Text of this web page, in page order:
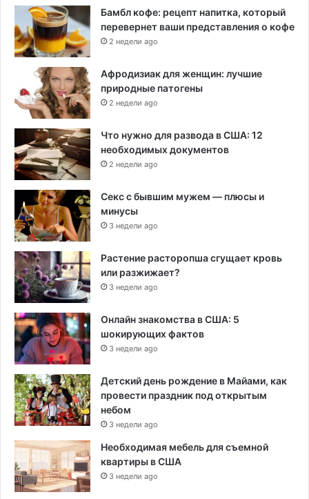
Бамбл кофе: рецепт напитка, который
перевернет ваши представления о кофе
2 недели ago
Афродизиак для женщин: лучшие
природные патогены
2 недели ago
Что нужно для развода в США: 12
необходимых документов
2 недели ago
Секс с бывшим мужем — плюсы и
минусы
3 недели ago
Растение расторопша сгущает кровь
или разжижает?
3 недели ago
Онлайн знакомства в США: 5
шокирующих фактов
3 недели ago
Детский день рождение в Майами, как
провести праздник под открытым
небом
3 недели ago
Необходимая мебель для съемной
квартиры в США
3 недели ago